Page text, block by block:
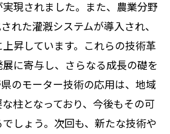
現されました。また、農業分野
れた灌漑システムが導入され、
昇しています。これらの技術革
に寄与し、さらなる成長の礎を
のモーター技術の応用は、地域
柱となっており、今後もその可
しょう。次回も、新たな技術や